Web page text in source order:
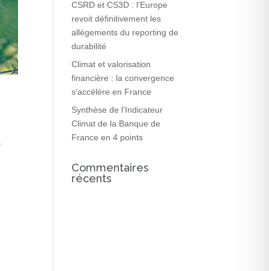
CSRD et CS3D : l’Europe
revoit définitivement les
allègements du reporting de
durabilité
Climat et valorisation
financière : la convergence
s’accélère en France
Synthèse de l’Indicateur
Climat de la Banque de
France en 4 points
Commentaires
récents